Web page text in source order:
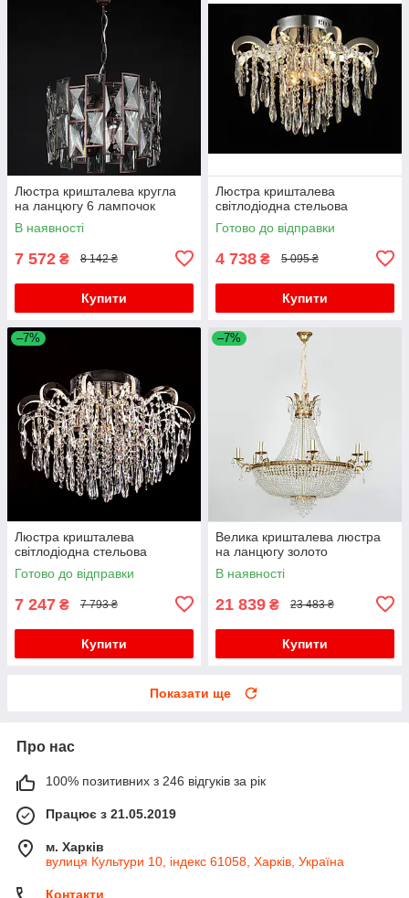
Люстра кришталева кругла
на ланцюгу 6 лампочок
В наявності
7 572 ₴ 8 142 ₴
Купити
Люстра кришталева
світлодіодна стельова
Готово до відправки
4 738 ₴ 5 095 ₴
Купити
–7%
Люстра кришталева
світлодіодна стельова
Готово до відправки
7 247 ₴ 7 793 ₴
Купити
–7%
Велика кришталева люстра
на ланцюгу золото
В наявності
21 839 ₴ 23 483 ₴
Купити
Показати ще
Про нас
100% позитивних з 246 відгуків за рік
Працює з 21.05.2019
м. Харків
вулиця Культури 10, індекс 61058, Харків, Україна
Контакти